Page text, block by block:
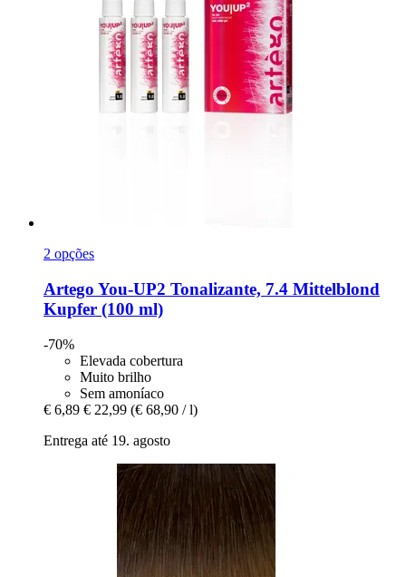
2 opções
Artego You-​UP2 Tonalizante, 7.4 Mittelblond
Kupfer (100 ml)
-70%
Elevada cobertura
Muito brilho
Sem amoníaco
€ 6,89 € 22,99 (€ 68,90 / l)
Entrega até 19. agosto